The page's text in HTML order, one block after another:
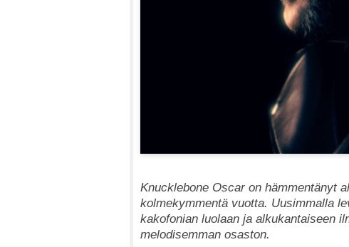
Knucklebone Oscar on hämmentänyt
kolmekymmentä vuotta. Uusimmalla
kakofonian luolaan ja alkukantaiseen
melodisemman osaston.